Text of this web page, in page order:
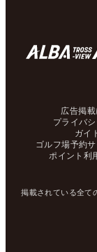
広告掲
プライバ
ガイ
ゴルフ場予約
ポイント利
掲載されている全て